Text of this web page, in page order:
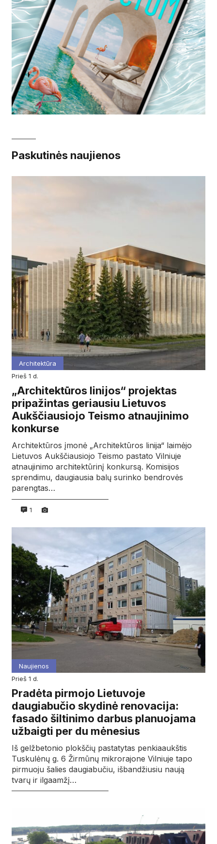
Paskutinės naujienos
Architektūra
prieš 1 d.
„Architektūros linijos“ projektas
pripažintas geriausiu Lietuvos
Aukščiausiojo Teismo atnaujinimo
konkurse
Architektūros įmonė „Architektūros linija“ laimėjo
Lietuvos Aukščiausiojo Teismo pastato Vilniuje
atnaujinimo architektūrinį konkursą. Komisijos
sprendimu, daugiausia balų surinko bendrovės
parengtas…
1
Naujienos
prieš 1 d.
Pradėta pirmojo Lietuvoje
daugiabučio skydinė renovacija:
fasado šiltinimo darbus planuojama
užbaigti per du mėnesius
Iš gelžbetonio plokščių pastatytas penkiaaukštis
Tuskulėnų g. 6 Žirmūnų mikrorajone Vilniuje tapo
pirmuoju šalies daugiabučiu, išbandžiusiu naują
tvarų ir ilgaamžį…